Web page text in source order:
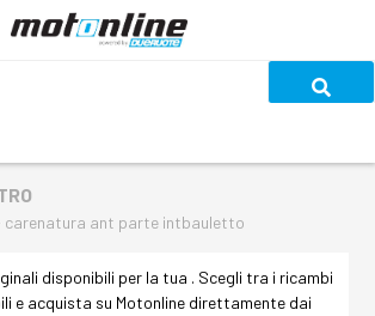
carenatura ant parte intbauletto
disponibili per la tua . Scegli tra i ricambi
e acquista su Motonline direttamente dai